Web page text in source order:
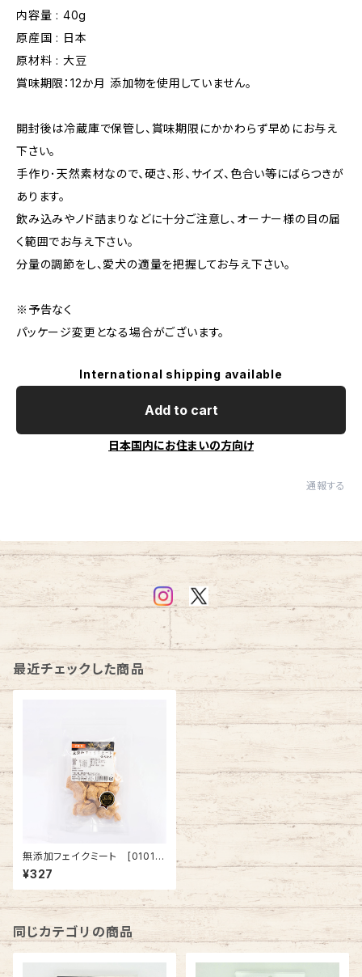
内容量 : 40g
原産国 : 日本
原材料 : 大豆
賞味期限：12か月 添加物を使用していません。
開封後は冷蔵庫で保管し、賞味期限にかかわらず早めにお与え
下さい。
手作り･天然素材なので、硬さ、形、サイズ、色合い等にばらつきが
あります。
飲み込みやノド詰まりなどに十分ご注意し、オーナー様の目の届
く範囲でお与え下さい。
分量の調節をし、愛犬の適量を把握してお与え下さい。
※予告なく
パッケージ変更となる場合がございます。
International shipping available
Add to cart
日本国内にお住まいの方向け
通報する
最近チェックした商品
無添加フェイクミート [01016
6]
¥327
同じカテゴリの商品